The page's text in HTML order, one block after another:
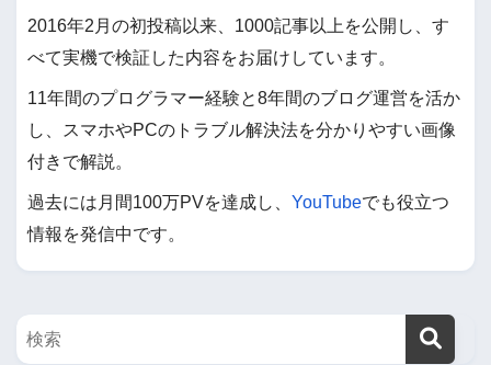
2016年2月の初投稿以来、1000記事以上を公開し、す
べて実機で検証した内容をお届けしています。
11年間のプログラマー経験と8年間のブログ運営を活か
し、スマホやPCのトラブル解決法を分かりやすい画像
付きで解説。
過去には月間100万PVを達成し、 YouTubeでも役立つ
情報を発信中です。